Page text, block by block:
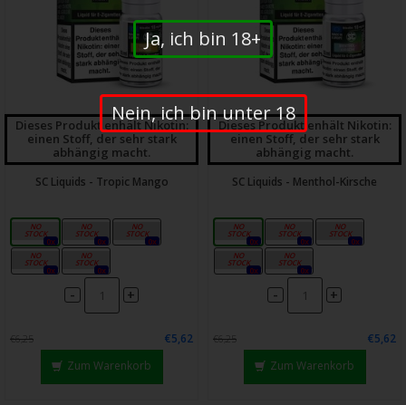
Dieses Produkt enhält Nikotin:
einen Stoff, der sehr stark
abhängig macht.
SC Liquids - Tropic Mango
0mg
0x
3mg
0x
6mg
0x
12mg
0x
18mg
0x
- +
€6,25
€5,62
Zum Warenkorb
Dieses Produkt enhält Nikotin:
einen Stoff, der sehr stark
abhängig macht.
SC Liquids - Menthol-Kirsche
0mg
0x
3mg
0x
6mg
0x
12mg
0x
18mg
0x
- +
€6,25
€5,62
Zum Warenkorb
Ja, ich bin 18+
Nein, ich bin unter 18